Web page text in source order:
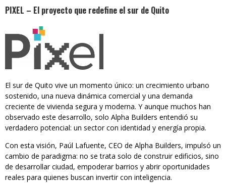
PIXEL – El proyecto que redefine el sur de Quito
El sur de Quito vive un momento único: un crecimiento urbano
sostenido, una nueva dinámica comercial y una demanda
creciente de vivienda segura y moderna. Y aunque muchos han
observado este desarrollo, solo Alpha Builders entendió su
verdadero potencial: un sector con identidad y energía propia.
Con esta visión, Paúl Lafuente, CEO de Alpha Builders, impulsó un
cambio de paradigma: no se trata solo de construir edificios, sino
de desarrollar ciudad, empoderar barrios y abrir oportunidades
reales para quienes buscan invertir con inteligencia.